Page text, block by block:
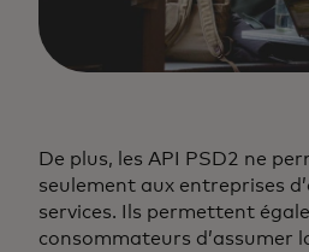
De plus, les API PSD2 ne
seulement aux entreprises
services. Ils permettent
consommateurs d’assumer